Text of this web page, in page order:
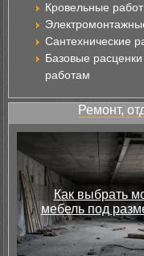
Кровельные
Сантехнические
Базовые
работам
Ремонт,
Как выбрать
мебель под